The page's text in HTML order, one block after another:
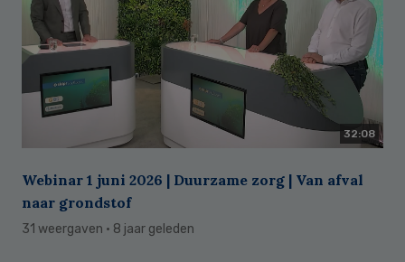
32:08
Webinar 1 juni 2026 | Duurzame zorg | Van afval
naar grondstof
31 weergaven · 8 jaar geleden